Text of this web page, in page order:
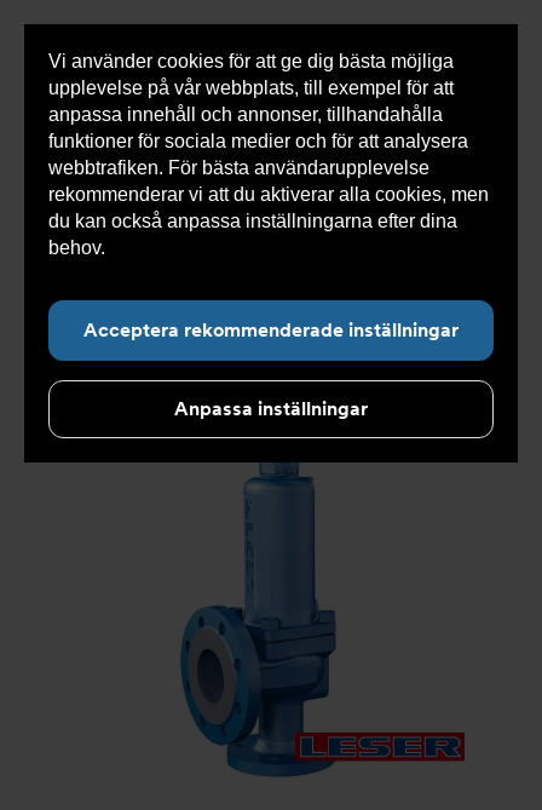
Vi använder cookies för att ge dig bästa möjliga
upplevelse på vår webbplats, till exempel för att
anpassa innehåll och annonser, tillhandahålla
funktioner för sociala medier och för att analysera
webbtrafiken. För bästa användarupplevelse
rekommenderar vi att du aktiverar alla cookies, men
du kan också anpassa inställningarna efter dina
behov.
Acceptera rekommenderade inställningar
Anpassa inställningar
0 varorSnabborder
Du
här:
Armatec > Produkter > Tryckavsäkring
>
Industriella säkerhetsventiler
> High performance
>
Säkerhetsventil AT 4543-
>
Säkerhetsventil AT 4543-4-